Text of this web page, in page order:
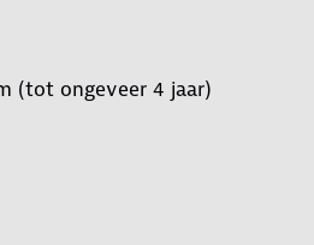
(tot ongeveer 4 jaar)